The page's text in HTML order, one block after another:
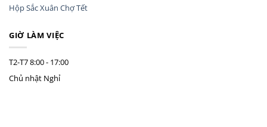
Hộp Sắc Xuân Chợ Tết
GIỜ LÀM VIỆC
T2-T78:00 - 17:00
Chủ nhật Nghỉ